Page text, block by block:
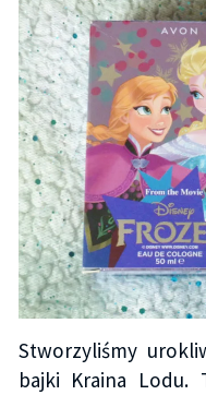
Stworzyliśmy
bajki Kraina Lodu.